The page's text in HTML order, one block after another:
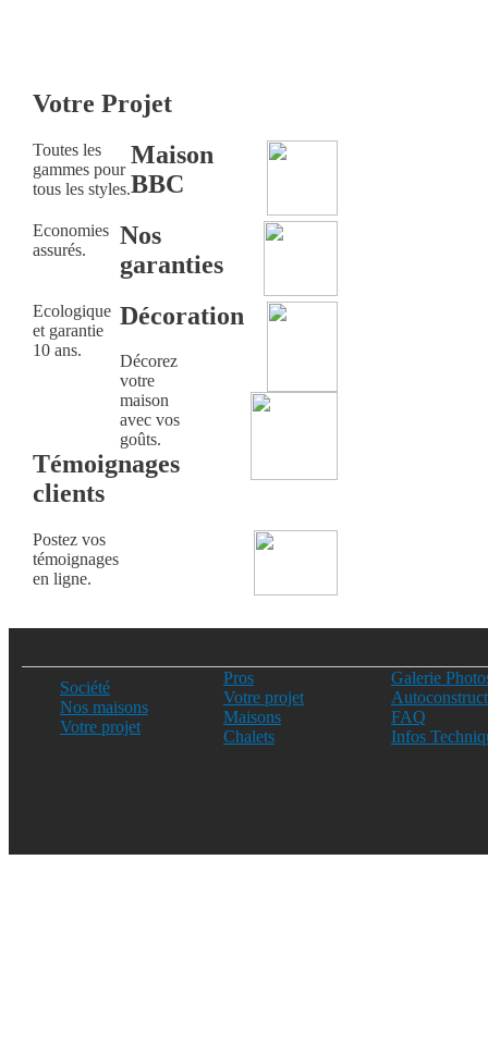
Votre Projet
Toutes les
gammes pour
tous les styles.
Maison
BBC
Economies
assurés.
Nos
garanties
Ecologique
et garantie
10 ans.
Décoration
Décorez
votre
maison
avec vos
goûts.
Témoignages
clients
Postez vos
témoignages
en ligne.
Société
Nos maisons
Votre projet
Pros
Votre projet
Maisons
Chalets
Galerie
FAQ
Infos